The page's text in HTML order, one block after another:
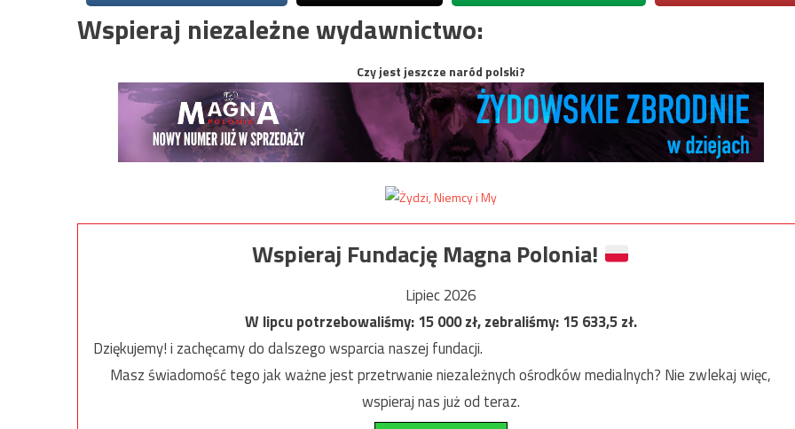
Wspieraj niezależne wydawnictwo:
Czy jest jeszcze naród polski?
Wspieraj Fundację Magna Polonia!
Lipiec 2026
W lipcu potrzebowaliśmy:15 000zł, zebraliśmy:15 633,5zł.
Dziękujemy! i zachęcamy do dalszego wsparcia naszej fundacji.
Masz świadomość tego jak ważne jest przetrwanie niezależnych ośrodków medialnych? Nie zwlekaj więc,
wspieraj nas już od teraz.